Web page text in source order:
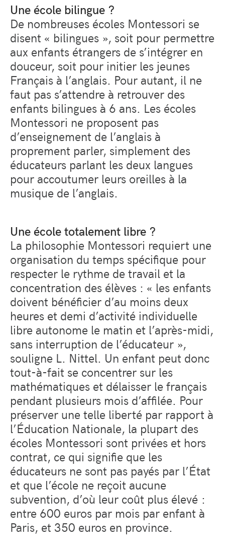
Une école bilingue ?
De nombreuses écoles Montessori se
disent « bilingues », soit pour permettre
aux enfants étrangers de s’intégrer en
douceur, soit pour initier les jeunes
Français à l’anglais. Pour autant, il ne
faut pas s’attendre à retrouver des
enfants bilingues à 6 ans. Les écoles
Montessori ne proposent pas
d’enseignement de l’anglais à
proprement parler, simplement des
éducateurs parlant les deux langues
pour accoutumer leurs oreilles à la
musique de l’anglais.
Une école totalement libre ?
La philosophie Montessori requiert une
organisation du temps spécifique pour
respecter le rythme de travail et la
concentration des élèves : « les enfants
doivent bénéficier d’au moins deux
heures et demi d’activité individuelle
libre autonome le matin et l’après-midi,
sans interruption de l’éducateur »,
souligne L. Nittel. Un enfant peut donc
tout-à-fait se concentrer sur les
mathématiques et délaisser le français
pendant plusieurs mois d’affilée. Pour
préserver une telle liberté par rapport à
l’Éducation Nationale, la plupart des
écoles Montessori sont privées et hors
contrat, ce qui signifie que les
éducateurs ne sont pas payés par l’État
et que l’école ne reçoit aucune
subvention, d’où leur coût plus élevé :
entre 600 euros par mois par enfant à
Paris, et 350 euros en province.